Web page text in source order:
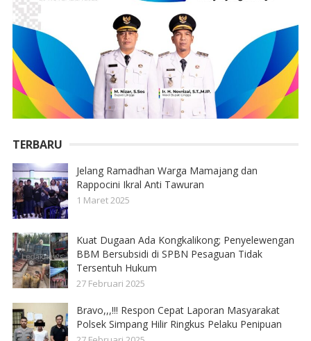
TERBARU
Jelang Ramadhan Warga Mamajang dan
Rappocini Ikral Anti Tawuran
1 Maret 2025
Kuat Dugaan Ada Kongkalikong; Penyelewengan
BBM Bersubsidi di SPBN Pesaguan Tidak
Tersentuh Hukum
27 Februari 2025
Bravo,,,!!! Respon Cepat Laporan Masyarakat
Polsek Simpang Hilir Ringkus Pelaku Penipuan